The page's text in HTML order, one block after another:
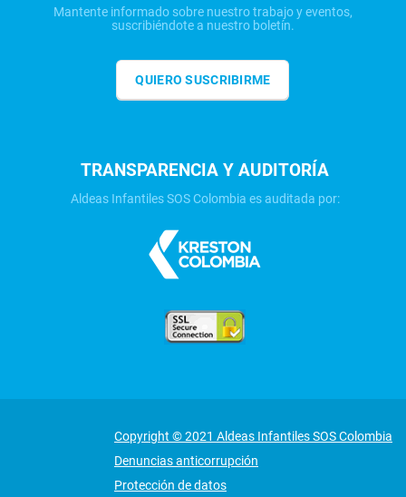
Mantente informado sobre nuestro trabajo y eventos,
suscribiéndote a nuestro boletín.
QUIERO SUSCRIBIRME
TRANSPARENCIA Y AUDITORÍA
Aldeas Infantiles SOS Colombia es auditada por:
Copyright © 2021 Aldeas Infantiles SOS Colombia
Denuncias anticorrupción
Protección de datos